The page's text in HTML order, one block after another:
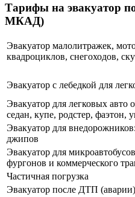
Тарифы на эвакуатор
МКАД)
Эвакуатор малолитражек,
квадроциклов, снегоходов,
Эвакуатор с лебедкой для
Эвакуатор для легковых авто
седан, купе, родстер, фаэтон,
Эвакуатор для
джипов
Эвакуатор для
фургонов и коммерческого
Частичная погрузка
Эвакуатор после ДТП (аварии)